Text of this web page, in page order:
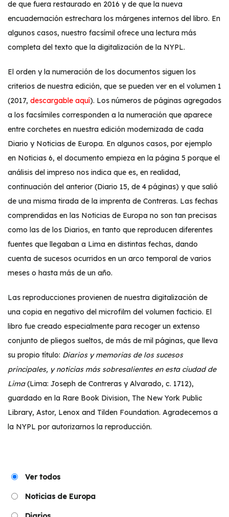
de que fuera restaurado en 2016 y de que la nueva
encuadernación estrechara los márgenes internos del libro. En
algunos casos, nuestro facsímil ofrece una lectura más
completa del texto que la digitalización de la NYPL.
El orden y la numeración de los documentos siguen los
criterios de nuestra edición, que se pueden ver en el volumen 1
(2017, descargable aquí). Los números de páginas agregados
a los facsímiles corresponden a la numeración que aparece
entre corchetes en nuestra edición modernizada de cada
Diario y Noticias de Europa. En algunos casos, por ejemplo
en Noticias 6, el documento empieza en la página 5 porque el
análisis del impreso nos indica que es, en realidad,
continuación del anterior (Diario 15, de 4 páginas) y que salió
de una misma tirada de la imprenta de Contreras. Las fechas
comprendidas en las Noticias de Europa no son tan precisas
como las de los Diarios, en tanto que reproducen diferentes
fuentes que llegaban a Lima en distintas fechas, dando
cuenta de sucesos ocurridos en un arco temporal de varios
meses o hasta más de un año.
Las reproducciones provienen de nuestra digitalización de
una copia en negativo del microfilm del volumen facticio. El
libro fue creado especialmente para recoger un extenso
conjunto de pliegos sueltos, de más de mil páginas, que lleva
su propio título: Diarios y memorias de los sucesos
principales, y noticias más sobresalientes en esta ciudad de
Lima(Lima: Joseph de Contreras y Alvarado, c. 1712),
guardado en la Rare Book Division, The New York Public
Library, Astor, Lenox and Tilden Foundation. Agradecemos a
la NYPL por autorizarnos la reproducción.
Ver todos
Noticias de Europa